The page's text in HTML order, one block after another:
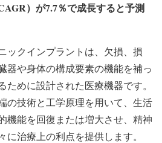
）が7.7％で成長すると予測
ックインプラントは、欠損、損
器や身体の構成要素の機能を補っ
ために設計された医療機器です。
の技術と工学原理を用いて、生活
機能を回復または増大させ、精神
に治療上の利点を提供します。